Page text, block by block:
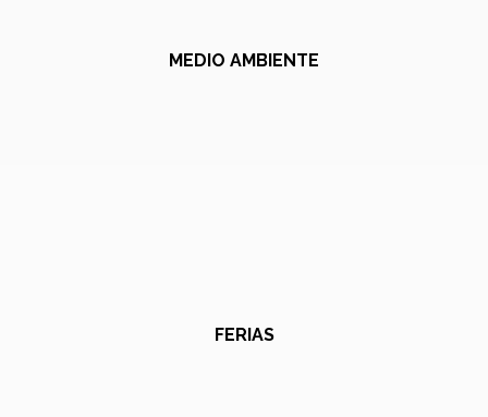
MEDIO AMBIENTE
FERIAS